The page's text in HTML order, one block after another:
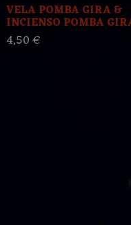
VELA POMBA GIRA &
INCIENSO POMBA
4,50 €